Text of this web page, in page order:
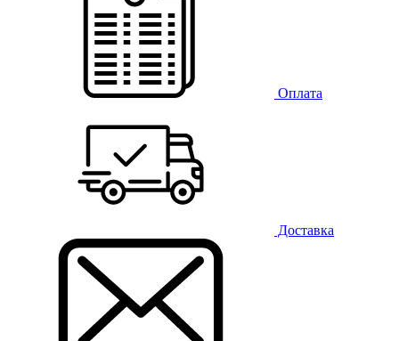
Оплата
Доставка